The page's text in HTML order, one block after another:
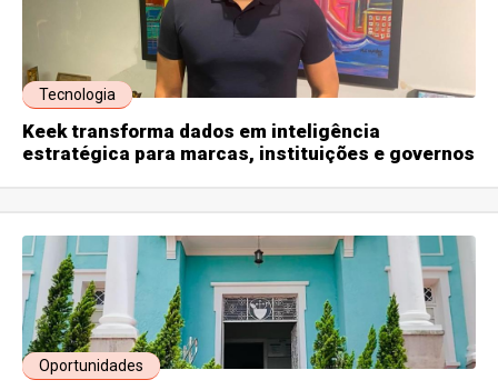
Tecnologia
Keek transforma dados em inteligência
estratégica para marcas, instituições e governos
Oportunidades